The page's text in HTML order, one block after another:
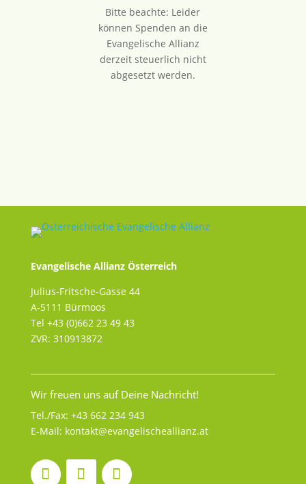
Bitte beachte: Leider
können Spenden an die
Evangelische Allianz
derzeit steuerlich nicht
abgesetzt werden.
Evangelische Allianz Österreich
Julius-Fritsche-Gasse 44
A-5111 Bürmoos
Tel +43 (0)662 23 49 43
ZVR: 310913872
Wir freuen uns auf Deine Nachricht!
Tel./Fax: +43 662 234 943
E-Mail: kontakt@evangelischeallianz.at